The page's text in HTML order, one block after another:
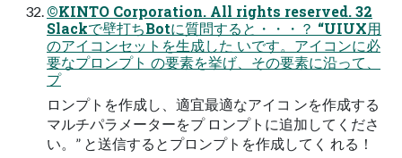
©KINTO Corporation. All rights reserved. 32
Slackで壁打ちBotに質問すると・・・？ “UIUX用
のアイコンセットを生成した いです。アイコンに必
要なプロンプト の要素を挙げ、その要素に沿って、
プ
ロンプトを作成し、適宜最適なアイコ ンを作成する
マルチパラメーターをプ ロンプトに追加してくださ
い。” と送信するとプロンプトを作成してく れる！